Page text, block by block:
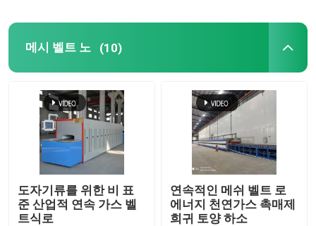
건조 오븐
열처리 용광로
메시 벨트 노 (10)
도자기류를 위한 비 표
준 산업적 연속 가스 벨
트식로
연속적인 메쉬 벨트 로
에너지 천연가스 촉매제
희귀 토양 하소